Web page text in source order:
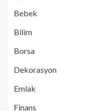
Bebek
Bilim
Borsa
Dekorasyon
Emlak
Finans